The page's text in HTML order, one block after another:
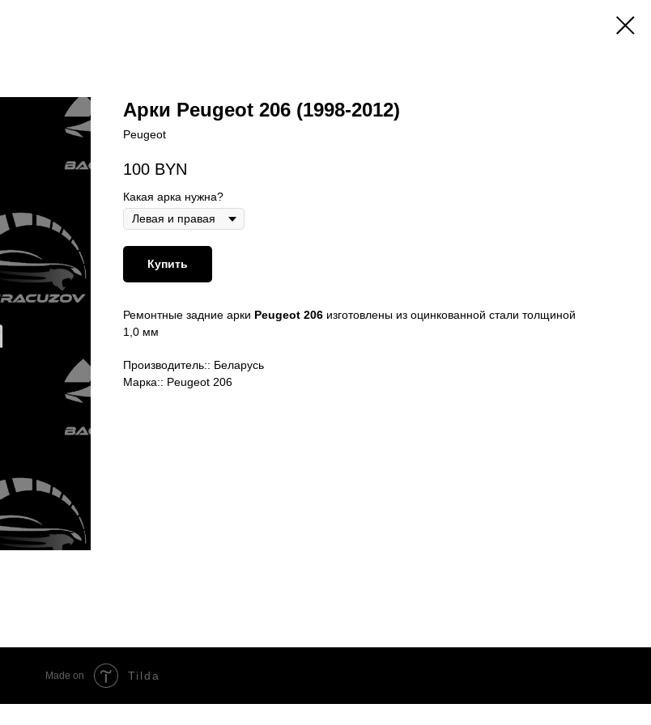
Арки Peugeot 206 (1998-2012)
Peugeot
100 BYN
Какая арка нужна?
Купить
Ремонтные задние арки Peugeot 206 изготовлены из оцинкованной стали толщиной
1,0 мм
Производитель:: Беларусь
Марка:: Peugeot 206
Made on Tilda